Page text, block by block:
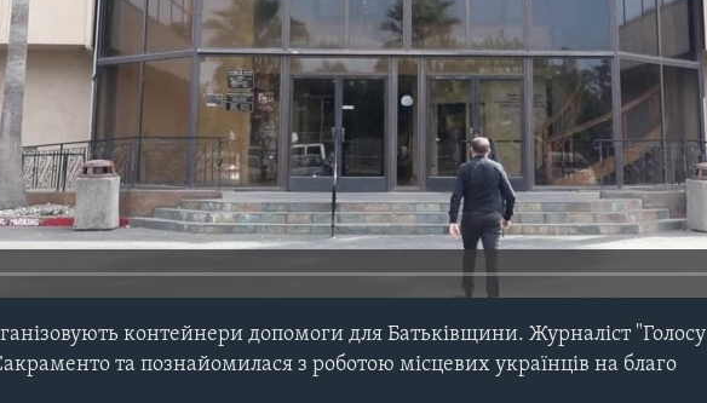
контейнери допомоги для Батьківщини. Журналіст "Голосу
та познайомилася з роботою місцевих українців на благо